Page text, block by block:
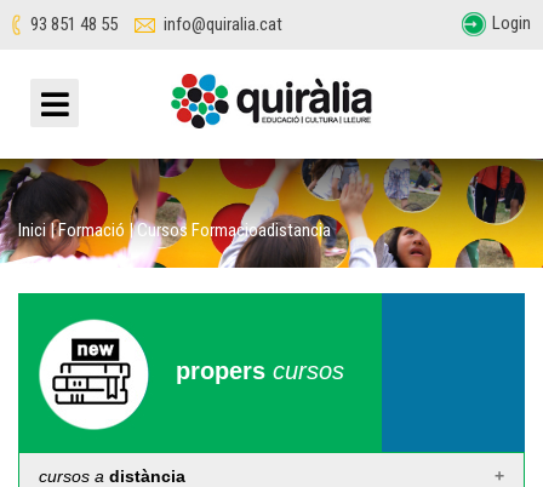
93 851 48 55 info@quiralia.cat Login
Inici|Formació |Cursos Formacioadistancia
propers cursos
cursos a distància